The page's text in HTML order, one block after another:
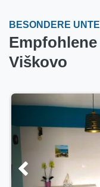
BESONDERE
Viškovo